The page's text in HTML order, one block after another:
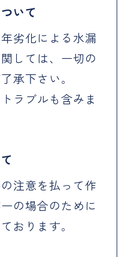
いて
劣化による水漏
しては、一切の
承下さい。
ラブルも含みま
注意を払って作
の場合のために
おります。